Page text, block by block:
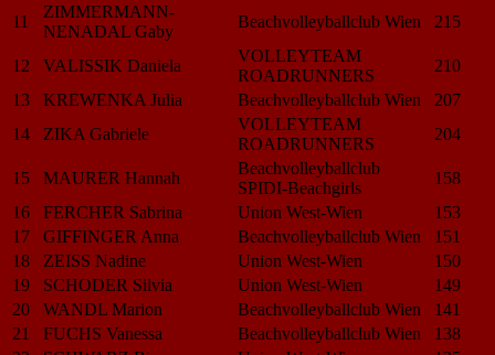
11
ZIMMERMANN-
NENADAL Gaby
Beachvolleyballclub Wien 215
12 VALISSIK Daniela
VOLLEYTEAM
ROADRUNNERS
210
13
KREWENKA Julia Beachvolleyballclub Wien
207
14
ZIKA Gabriele
VOLLEYTEAM
ROADRUNNERS
204
15 MAURER Hannah
Beachvolleyballclub
SPIDI-Beachgirls
158
16
FERCHER Sabrina Union West-Wien
153
17
GIFFINGER Anna Beachvolleyballclub Wien
151
18
ZEISS Nadine Union West-Wien
150
19
SCHODER Silvia Union West-Wien
149
20
WANDL Marion Beachvolleyballclub Wien
141
21
FUCHS Vanessa Beachvolleyballclub Wien
138